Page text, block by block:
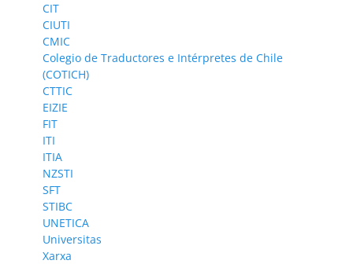
CIT
CIUTI
CMIC
Colegio de Traductores e Intérpretes de Chile
(COTICH)
CTTIC
EIZIE
FIT
ITI
ITIA
NZSTI
SFT
STIBC
UNETICA
Universitas
Xarxa